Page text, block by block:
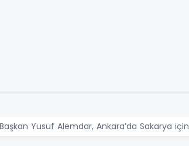
Başkan Yusuf Alemdar, Ankara’da Sakarya